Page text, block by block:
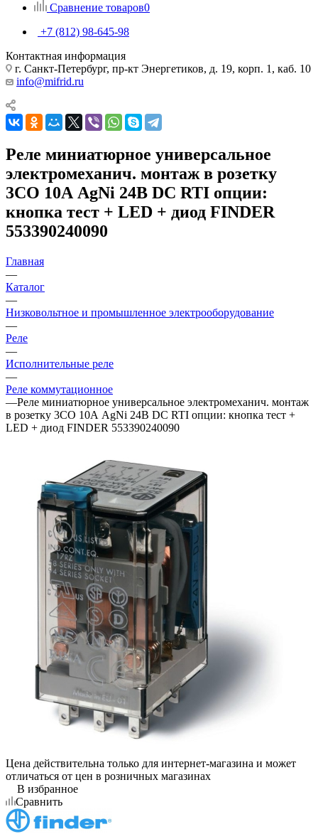
Сравнение товаров0
+7 (812) 98-645-98
Контактная информация
г. Санкт-Петербург, пр-кт Энергетиков, д. 19, корп. 1, каб. 10
info@mifrid.ru
Реле миниатюрное универсальное
электромеханич. монтаж в розетку
3CO 10А AgNi 24В DC RTI опции:
кнопка тест + LED + диод FINDER
553390240090
Главная
—
Каталог
—
Низковольтное и промышленное электрооборудование
—
Реле
—
Исполнительные реле
—
Реле коммутационное
—Реле миниатюрное универсальное электромеханич. монтаж
в розетку 3CO 10А AgNi 24В DC RTI опции: кнопка тест +
LED + диод FINDER 553390240090
Цена действительна только для интернет-магазина и может
отличаться от цен в розничных магазинах
В избранное
Сравнить